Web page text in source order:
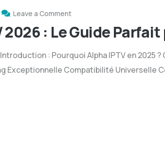
Leave a Comment
2026 : Le Guide
: Pourquoi Alpha IPTV en 2025 ?
Exceptionnelle Compatibilité Universelle